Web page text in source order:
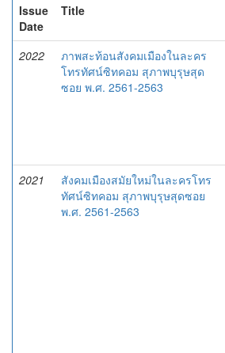
Issue
Date
Title
2022
ภาพสะท้อนสังคมเมืองในละคร
โทรทัศน์ซิทคอม สุภาพบุรุษสุด
ซอย พ.ศ. 2561-2563
2021
สังคมเมืองสมัยใหม่ในละครโทร
ทัศน์ซิทคอม สุภาพบุรุษสุดซอย
พ.ศ. 2561-2563